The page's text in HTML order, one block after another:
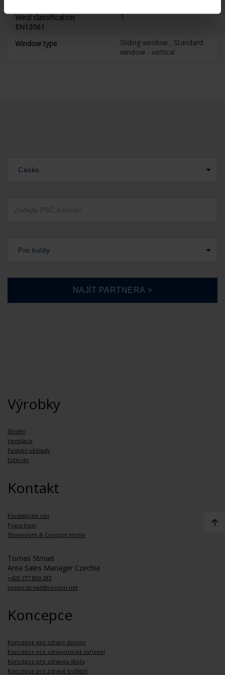
Wind classification
EN13561
3
Window type
Sliding window , Standard
window - vertical
Cesko
Pro kutily
Výrobky
Stínění
Ventilace
Fasádní obklady
Exteriér
Kontakt
Kontaktujte nás
Popis trasy
Showroom & Concept Home
Tomas Strnad
Area Sales Manager Czechia
+420 777 809 283
tomas.strnad@renson.net
Koncepce
Koncepce pro zdravý domov
Koncepce pro zdravotnická zařízení
Koncepce pro zdravou školu
Koncepce pro zdravé bydlení